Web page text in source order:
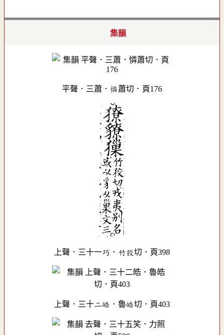
集韻
平聲．三蕭．憐蕭切．頁176
上聲．三十一巧．竹狡切．頁398
上聲．三十二皓．魯皓切．頁403